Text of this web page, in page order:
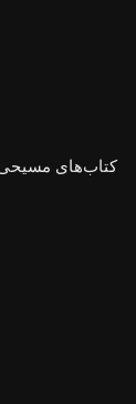
کتاب‌های